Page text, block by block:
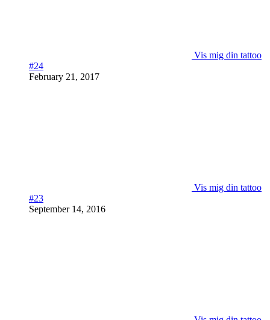
Vis mig din tattoo
#24
February 21, 2017
Vis mig din tattoo
#23
September 14, 2016